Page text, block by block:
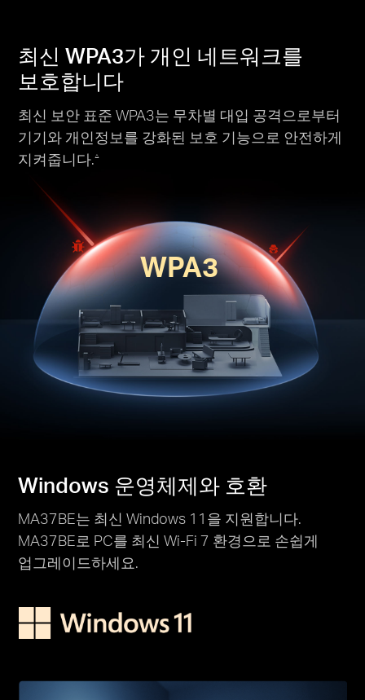
최신 WPA3가 개인 네트워크를
보호합니다
최신 보안 표준 WPA3는 무차별 대입 공격으로부터
기기와 개인정보를 강화된 보호 기능으로 안전하게
지켜줍니다.△
WPA3
Windows 운영체제와 호환
MA37BE는 최신 Windows 11을 지원합니다.
MA37BE로 PC를 최신 Wi-Fi 7 환경으로 손쉽게
업그레이드하세요.